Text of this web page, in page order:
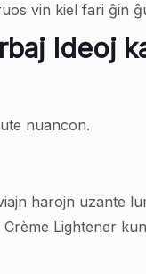
vin kiel fari ĝin
Ideoj
nuancon.
harojn uzante
Lightener